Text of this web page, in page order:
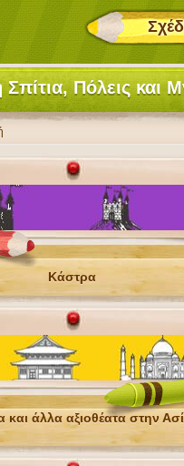
Πόλεις και
Κάστρα
και άλλα αξιοθέατα στην